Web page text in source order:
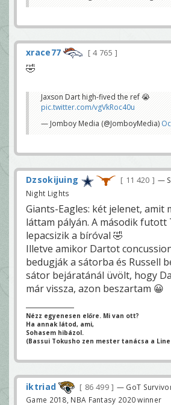
xrace77 4 765
🤣
Jaxson Dart high-fived the ref 😭
pic.twitter.com/vgVkRoc40u
— Jomboy Media (@JomboyMedia)
Dzsokijuing 11 420
—
Night Lights
Giants-Eagles: két jelenet, amit
láttam pályán. A második futott
lepacsizik a bíróval 🤣
Illetve amikor Dartot
bedugják a sátorba és Russell
sátor bejáratánál üvölt, hogy
már vissza, azon beszartam 😀
Nézz egyenesen előre. Mi van ott?
Ha annak látod, ami,
Sohasem hibázol.
(Bassui Tokusho zen mester tanácsa a
iktriad 86 499
— GoT
Game 2018, NBA Fantasy 2020 winner